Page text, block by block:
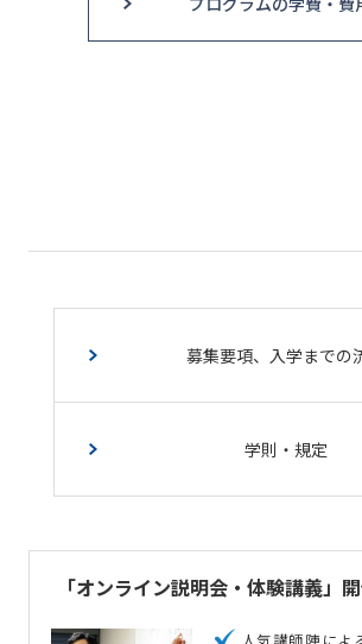
募集要項、入学までの
学則・規定
「オンライン説明会・体験講義」